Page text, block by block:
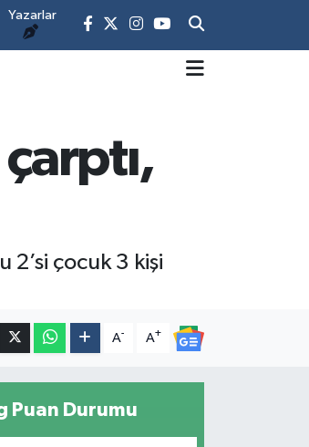
Yazarlar
2’si çocuk 3 kişi
A- A+
Puan Durumu